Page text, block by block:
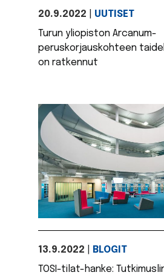
20.9.2022
UUTISET
Turun yliopiston Arcanum-
peruskorjauskohteen
on ratkennut
13.9.2022
BLOGIT
TOSI-tilat-hanke: